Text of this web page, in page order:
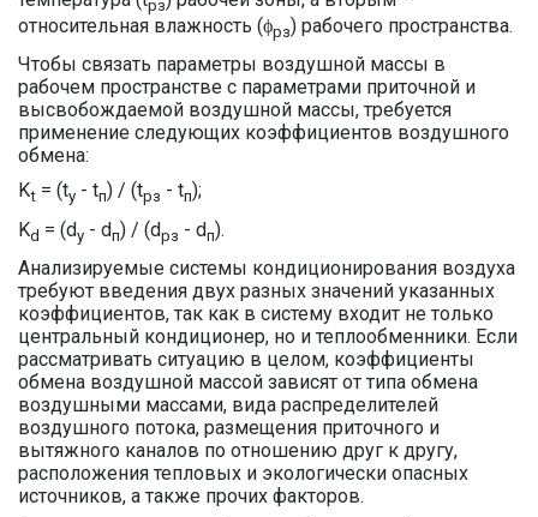
pз
относительная влажность (ϕpз) рабочего пространства.
Чтобы связать параметры воздушной массы в
рабочем пространстве с параметрами приточной и
высвобождаемой воздушной массы, требуется
применение следующих коэффициентов воздушного
обмена:
Kt = (ty - tп) / (tрз - tп);
Kd = (dy - dп) / (dрз - dп).
Анализируемые системы кондиционирования воздуха
требуют введения двух разных значений указанных
коэффициентов, так как в систему входит не только
центральный кондиционер, но и теплообменники. Если
рассматривать ситуацию в целом, коэффициенты
обмена воздушной массой зависят от типа обмена
воздушными массами, вида распределителей
воздушного потока, размещения приточного и
вытяжного каналов по отношению друг к другу,
расположения тепловых и экологически опасных
источников, а также прочих факторов.